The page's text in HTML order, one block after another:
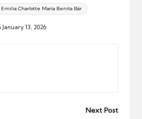
Emilia Charlotte Maria Benita Bär
13, 2026
Next Post